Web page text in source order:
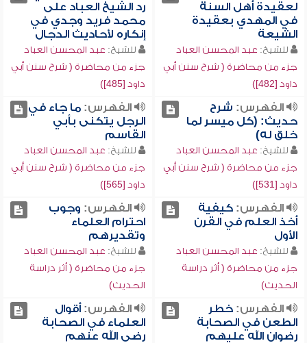
لعقيدة أهل السنة
في المهدي بعقيدة
الشيعة
للشيخ: عبد المحسن العباد
جزء من محاضرة ( شرح سنن أبي
داود [482])
رد الشيخ العباد على
محمد فريد وجدي في
إنكاره لأحاديث الدجال
للشيخ: عبد المحسن العباد
جزء من محاضرة ( شرح سنن أبي
داود [485])
الفهرس: شرح
حديث: (كل ميسر لما
خلق له)
للشيخ: عبد المحسن العباد
جزء من محاضرة ( شرح سنن أبي
داود [531])
الفهرس:ما جاء في
الرجل يتكنى بأبي
القاسم
للشيخ: عبد المحسن العباد
جزء من محاضرة ( شرح سنن أبي
داود [565])
الفهرس:كيفية
أخذ العلم في القرن
الأول
للشيخ: عبد المحسن العباد
جزء من محاضرة ( أثر دراسة
الحديث)
الفهرس: وجوب
احترام العلماء
وتقديرهم
للشيخ: عبد المحسن العباد
جزء من محاضرة ( أثر دراسة
الحديث)
الفهرس:خطر
الطعن في الصحابة
رضوان الله عليهم
الفهرس:أقوال
العلماء في الصحابة
رضي الله عنهم